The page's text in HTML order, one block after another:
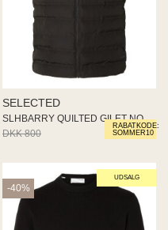
RABATKODE:
SOMMER10
SELECTED
SLHBARRY QUILTED GILET NOOS
DKK 800
DKK 480
UDSALG
-40%